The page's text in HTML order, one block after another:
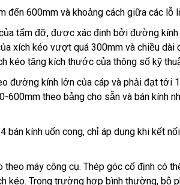
đến 600mm và khoảng cách giữa các lỗ
tấm đỡ, được xác định bởi đường
xích kéo vượt quá 300mm và chiều
kéo tăng kích thước của thông số kỹ
đường kính lớn của cáp và phải đạt tới
theo bảng cho sẵn và bán kính
bán kính uốn cong, chỉ áp dụng khi kết
theo máy công cụ. Thép góc cố định có
kéo. Trong trường hợp bình thường, bộ